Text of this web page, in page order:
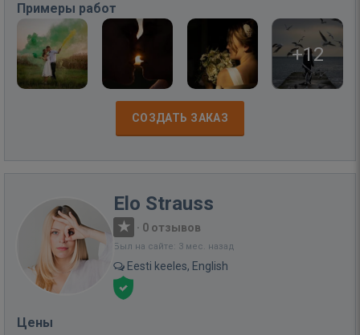
Примеры работ
+12
СОЗДАТЬ ЗАКАЗ
Elo Strauss
· 0 отзывов
Был на сайте: 3 мес. назад
Eesti keeles, English
Цены